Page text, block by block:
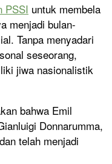
PSSI untuk membela
menjadi bulan-
Tanpa menyadari
seseorang,
jiwa nasionalistik
bahwa Emil
Donnarumma,
telah menjadi